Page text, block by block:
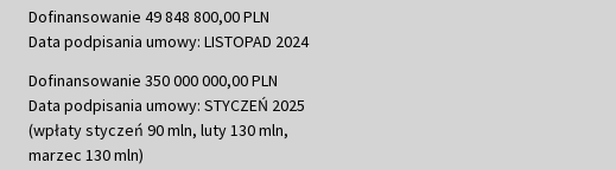
Dofinansowanie 49 848 800,00 PLN
Data podpisania umowy: LISTOPAD 2024
Dofinansowanie 350 000 000,00 PLN
Data podpisania umowy: STYCZEŃ 2025
(wpłaty styczeń 90 mln, luty 130 mln,
marzec 130 mln)